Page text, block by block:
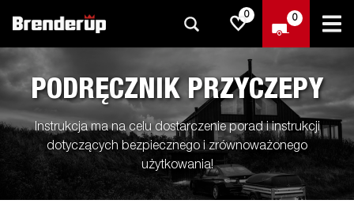
0 0
PODRĘCZNIK PRZYCZEPY
Instrukcja ma na celu dostarczenie porad i instrukcji
dotyczących bezpiecznego i zrównoważonego
użytkowania!